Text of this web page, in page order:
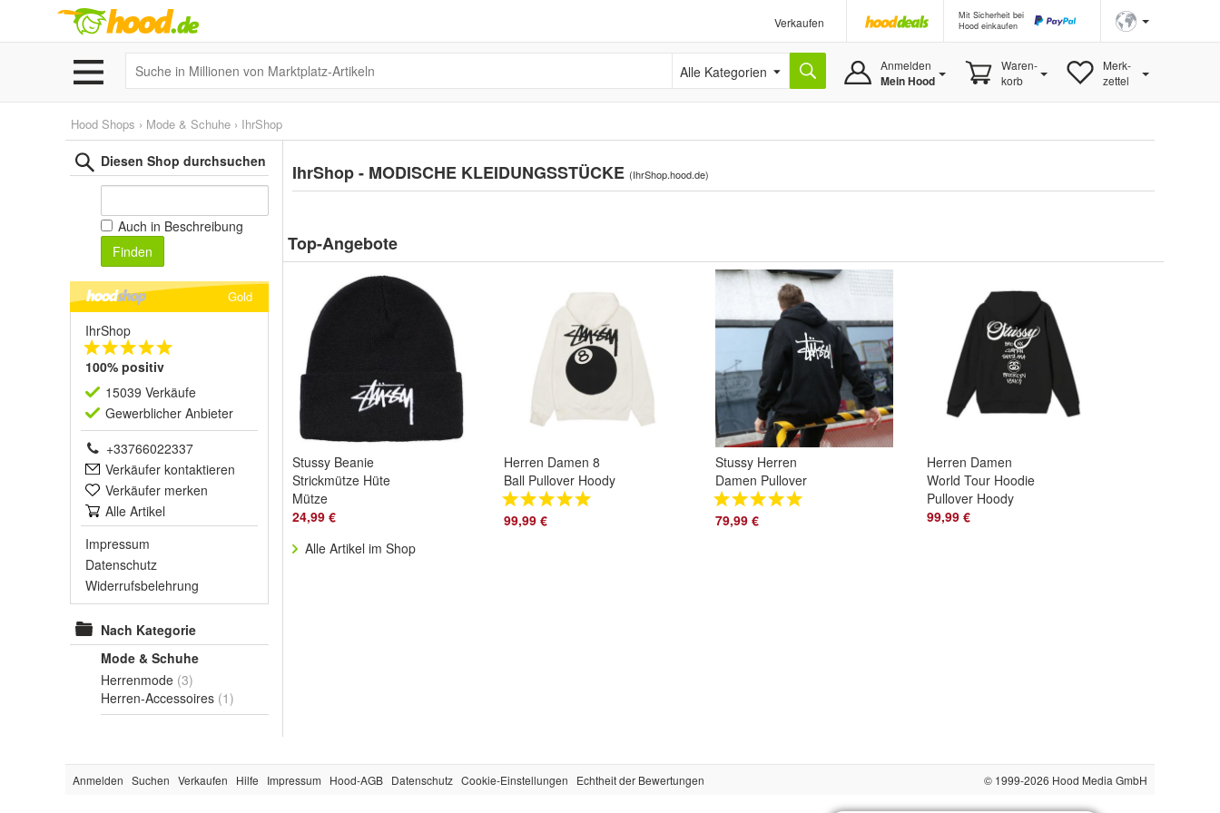
Verkaufen
Mit Sicherheit bei
Hood einkaufen
Alle Kategorien Anmelden
Mein Hood
Waren-
korb
Merk-
zettel
Hood Shops › Mode & Schuhe › IhrShop
Diesen Shop durchsuchen
Auch in Beschreibung
Finden
Gold
IhrShop
100% positiv
15039 Verkäufe
Gewerblicher Anbieter
+33766022337
Verkäufer kontaktieren
Verkäufer merken
Alle Artikel
Impressum
Datenschutz
Widerrufsbelehrung
Nach Kategorie
Mode & Schuhe
Herrenmode (3)
Herren-Accessoires (1)
IhrShop - MODISCHE KLEIDUNGSSTÜCKE (IhrShop.hood.de)
Top-Angebote
Stussy Beanie
Strickmütze Hüte
Mütze
24,99 €
Herren Damen 8
Ball Pullover Hoody
Freizeit Sweatshirt
Kapuzenpullover
99,99 €
Stussy Herren
Damen Pullover
Hoody Freizeit Basic
Sweatshirt
79,99 €
Herren Damen
World Tour Hoodie
Pullover Hoody
Sweatshirt
99,99 €
Alle Artikel im Shop
Anmelden Suchen Verkaufen Hilfe Impressum Hood-AGB Datenschutz Cookie-Einstellungen Echtheit der Bewertungen © 1999-2026 Hood Media GmbH